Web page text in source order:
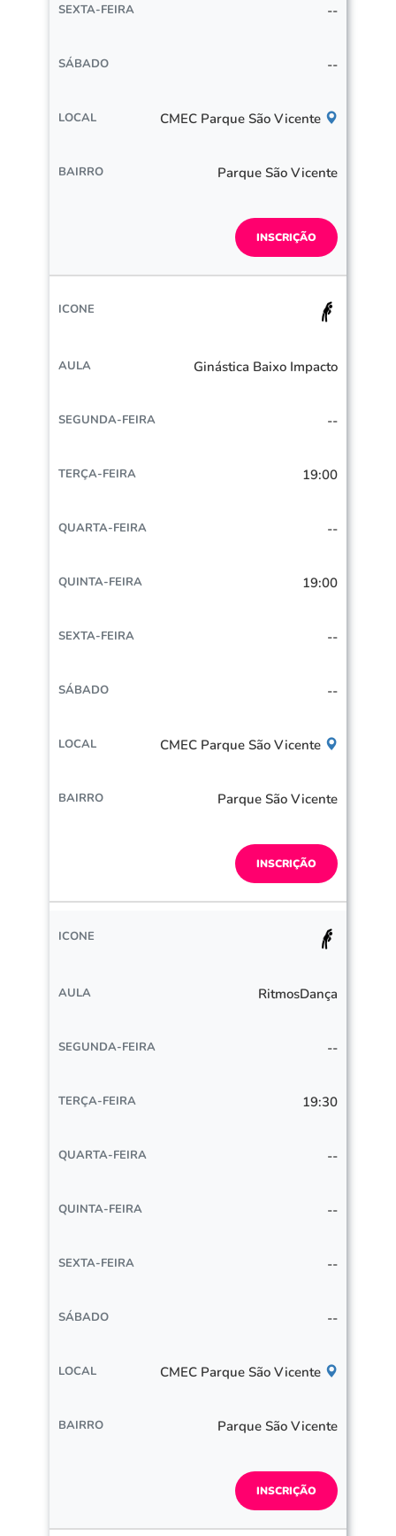
--
--
CMEC Parque São Vicente
Parque São Vicente
INSCRIÇÃO
Ginástica Baixo Impacto
--
19:00
--
19:00
--
--
CMEC Parque São Vicente
Parque São Vicente
INSCRIÇÃO
RitmosDança
--
19:30
--
--
--
--
CMEC Parque São Vicente
Parque São Vicente
INSCRIÇÃO